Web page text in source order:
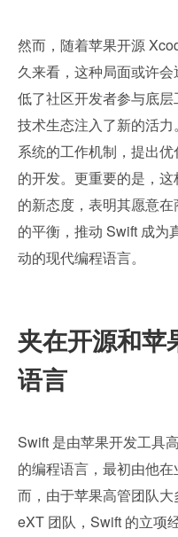
然而，随着苹果开源
久来看，这种局面或许
低了社区开发者参与底
技术生态注入了新的活
系统的工作机制，提出
的开发。更重要的是，
的新态度，表明其愿意
的平衡，推动 Swift 成为
动的现代编程语言。
夹在开源和苹
语言
Swift 是由苹果开发工具
的编程语言，最初由他
而，由于苹果高管团队
eXT 团队，Swift 的立项